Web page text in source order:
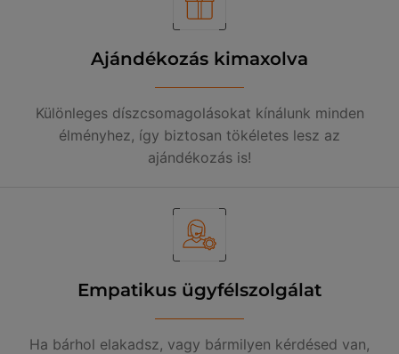
Ajándékozás kimaxolva
Különleges díszcsomagolásokat kínálunk minden
élményhez, így biztosan tökéletes lesz az
ajándékozás is!
Empatikus ügyfélszolgálat
Ha bárhol elakadsz, vagy bármilyen kérdésed van,